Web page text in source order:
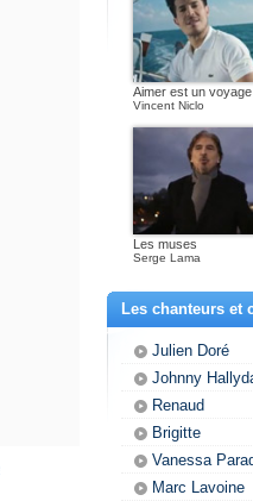
Aimer est un voyage
Vincent Niclo
Les muses
Serge Lama
Les chanteurs et
Julien Doré
Johnny
Renaud
Brigitte
Vanessa
Marc Lavoine